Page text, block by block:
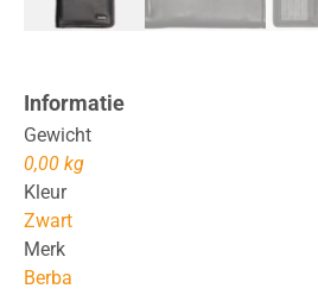
Informatie
Gewicht
0,00 kg
Kleur
Zwart
Merk
Berba